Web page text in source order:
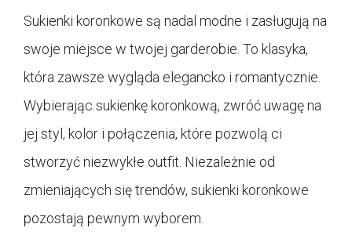
Sukienki koronkowe są nadal modne i zasługują na
swoje miejsce w twojej garderobie. To klasyka,
która zawsze wygląda elegancko i romantycznie.
Wybierając sukienkę koronkową, zwróć uwagę na
jej styl, kolor i połączenia, które pozwolą ci
stworzyć niezwykłe outfit. Niezależnie od
zmieniających się trendów, sukienki koronkowe
pozostają pewnym wyborem.